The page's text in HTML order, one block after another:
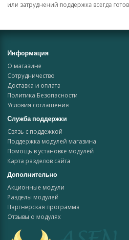
или затруднений поддержка всегда
Информация
О магазине
Сотрудничество
Доставка и оплата
Политика Безопасности
Условия соглашения
Служба поддержки
Связь с поддежкой
Поддержка модулей магазина
Помощь в установке модулей
Карта разделов сайта
Дополнительно
Акционные модули
Разделы модулей
Партнерская программа
Отзывы о модулях